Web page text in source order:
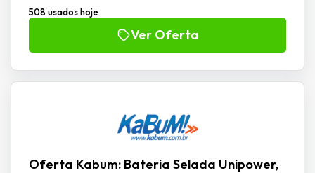
508 usados hoje
Ver Oferta
Oferta Kabum: Bateria Selada Unipower,